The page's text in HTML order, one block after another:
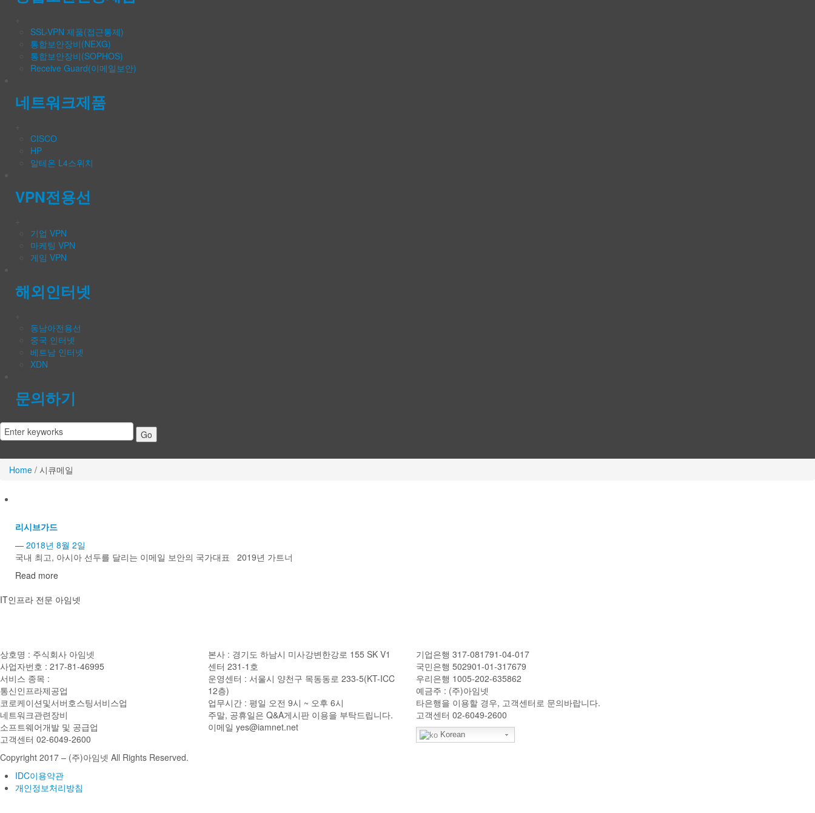
SSL-VPN 제품(접근통제)
통합보안장비(NEXG)
통합보안장비(SOPHOS)
Receive Guard(이메일보안)
네트워크제품
CISCO
HP
알테온 L4스위치
VPN전용선
기업 VPN
마케팅 VPN
게임 VPN
해외인터넷
동남아전용선
중국 인터넷
베트남 인터넷
XDN
문의하기
Home / 시큐메일
리시브가드
— 2018년 8월 2일
국내 최고, 아시아 선두를 달리는 이메일 보안의 국가대표 2019년 가트너
Read more
IT인프라 전문 아임넷
상호명 : 주식회사 아임넷
사업자번호 : 217-81-46995
서비스 종목 :
통신인프라제공업
코로케이션및서버호스팅서비스업
네트워크관련장비
소프트웨어개발 및 공급업
고객센터 02-6049-2600
본사 : 경기도 하남시 미사강변한강로 155 SK V1
센터 231-1호
운영센터 : 서울시 양천구 목동동로 233-5(KT-ICC
12층)
업무시간 : 평일 오전 9시 ~ 오후 6시
주말, 공휴일은 Q&A게시판 이용을 부탁드립니다.
이메일yes@iamnet.net
기업은행 317-081791-04-017
국민은행 502901-01-317679
우리은행 1005-202-635862
예금주 : (주)아임넷
타은행을 이용할 경우, 고객센터로 문의바랍니다.
고객센터 02-6049-2600
Korean
Copyright 2017 – (주)아임넷 All Rights Reserved.
IDC이용약관
개인정보처리방침